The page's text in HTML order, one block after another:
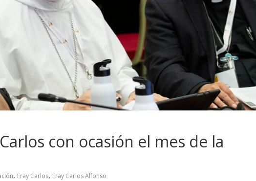
con ocasión el mes de la
, Fray Carlos, Fray Carlos Alfonso